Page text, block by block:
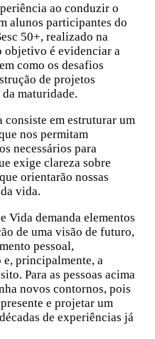
ao conduzir o
alunos participantes do
50+, realizado na
objetivo é evidenciar a
como os desafios
de projetos
da maturidade.
consiste em estruturar um
nos permitam
necessários para
exige clareza sobre
orientarão nossas
vida.
Vida demanda elementos
de uma visão de futuro,
pessoal,
principalmente, a
Para as pessoas acima
novos contornos, pois
e projetar um
de experiências já